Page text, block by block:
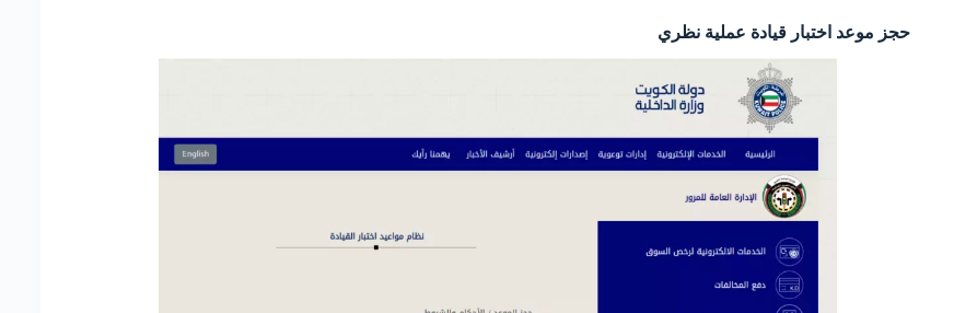
حجز موعد اختبار قيادة عملية نظري